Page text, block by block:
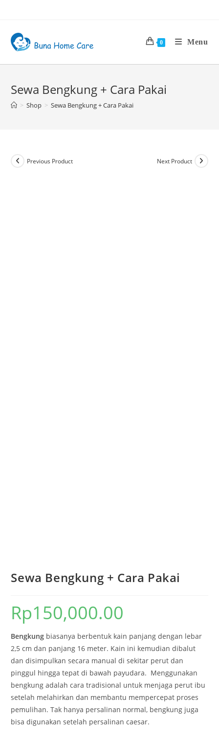
0 Menu
Sewa Bengkung + Cara Pakai
> Shop > Sewa Bengkung + Cara Pakai
Previous Product Next Product
Sewa Bengkung + Cara Pakai
Rp150,000.00
Bengkung biasanya berbentuk kain panjang dengan lebar
2,5 cm dan panjang 16 meter. Kain ini kemudian dibalut
dan disimpulkan secara manual di sekitar perut dan
pinggul hingga tepat di bawah payudara. Menggunakan
bengkung adalah cara tradisional untuk menjaga perut ibu
setelah melahirkan dan membantu mempercepat proses
pemulihan. Tak hanya persalinan normal, bengkung juga
bisa digunakan setelah persalinan caesar.